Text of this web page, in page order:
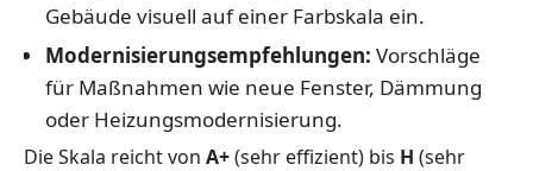
Gebäude visuell auf einer Farbskala ein.
Modernisierungsempfehlungen: Vorschläge
für Maßnahmen wie neue Fenster, Dämmung
oder Heizungsmodernisierung.
Die Skala reicht von A+(sehr effizient) bis H (sehr